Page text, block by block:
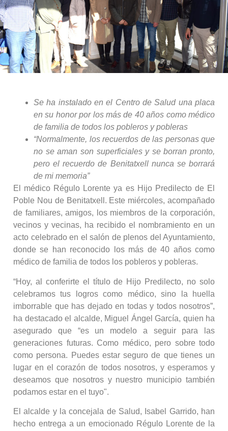
Se ha instalado en el Centro de Salud una placa
en su honor por los más de 40 años como médico
de familia de todos los pobleros y pobleras
“Normalmente, los recuerdos de las personas que
no se aman son superficiales y se borran pronto,
pero el recuerdo de Benitatxell nunca se borrará
de mi memoria”
El médico Régulo Lorente ya es Hijo Predilecto de El
Poble Nou de Benitatxell. Este miércoles, acompañado
de familiares, amigos, los miembros de la corporación,
vecinos y vecinas, ha recibido el nombramiento en un
acto celebrado en el salón de plenos del Ayuntamiento,
donde se han reconocido los más de 40 años como
médico de familia de todos los pobleros y pobleras.
“Hoy, al conferirte el título de Hijo Predilecto, no solo
celebramos tus logros como médico, sino la huella
imborrable que has dejado en todas y todos nosotros”,
ha destacado el alcalde, Miguel Ángel García, quien ha
asegurado que “es un modelo a seguir para las
generaciones futuras. Como médico, pero sobre todo
como persona. Puedes estar seguro de que tienes un
lugar en el corazón de todos nosotros, y esperamos y
deseamos que nosotros y nuestro municipio también
podamos estar en el tuyo".
El alcalde y la concejala de Salud, Isabel Garrido, han
hecho entrega a un emocionado Régulo Lorente de la